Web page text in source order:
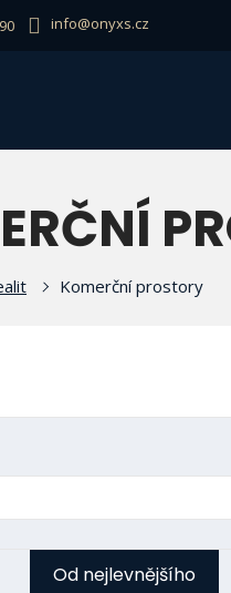
info@onyxs.cz
Komerční prostory
Od nejlevnějšího